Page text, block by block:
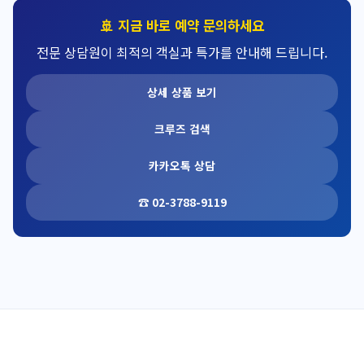
🚢 지금 바로 예약 문의하세요
전문 상담원이 최적의 객실과 특가를 안내해 드립니다.
상세 상품 보기
크루즈 검색
카카오톡 상담
☎ 02-3788-9119